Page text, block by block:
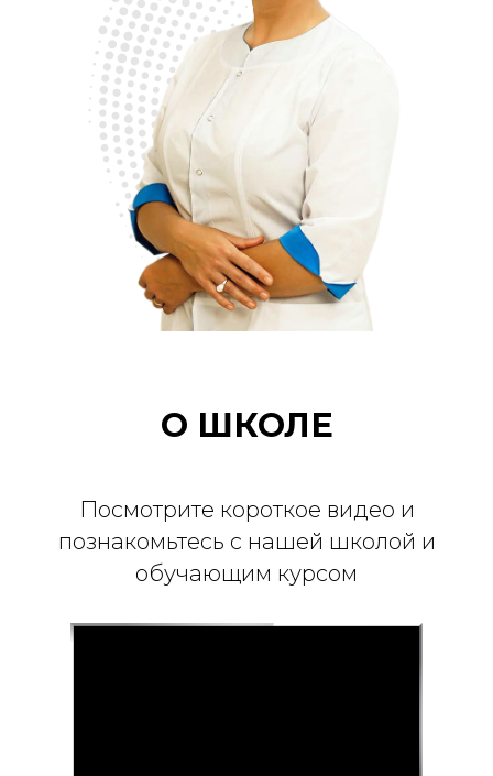
О ШКОЛЕ
Посмотрите короткое видео и
познакомьтесь с нашей школой и
обучающим курсом